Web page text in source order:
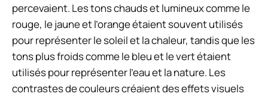
percevaient. Les tons chauds et lumineux comme le
rouge, le jaune et l’orange étaient souvent utilisés
pour représenter le soleil et la chaleur, tandis que les
tons plus froids comme le bleu et le vert étaient
utilisés pour représenter l’eau et la nature. Les
contrastes de couleurs créaient des effets visuels